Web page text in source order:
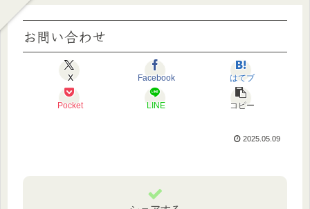
お問い合わせ
X Facebook はてブ
Pocket LINE コピー
2025.05.09